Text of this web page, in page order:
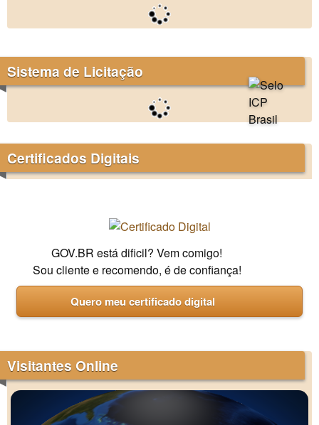
Sistema de Licitação
Certificados Digitais
GOV.BR está dificil? Vem comigo!
Sou cliente e recomendo, é de confiança!
Quero meu certificado digital
Visitantes Online